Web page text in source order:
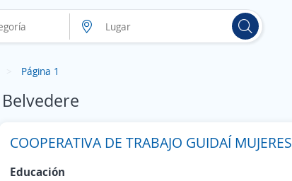
Página 1
COOPERATIVA DE TRABAJO GUIDAÍ MUJERES
Educación